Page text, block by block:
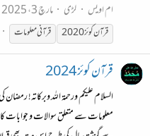
ام اویس
لڑی مارچ 3، 2025
قرآنکوئز قرآنی معلومات
قرآن کوئز 2024
السلام علیکم ورحمة الله وبرکاتہ! رمضان
معلومات سے متعلق سوالات و جوابات